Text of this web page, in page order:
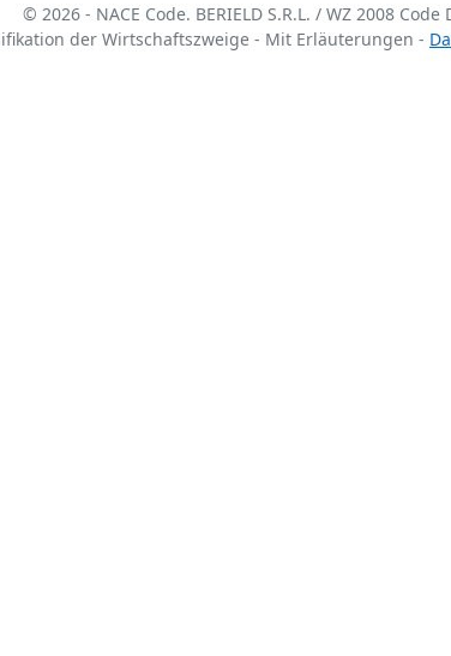
© 2026 - NACE Code. BERIELD S.R.L. / WZ 2008
der Wirtschaftszweige - Mit Erläuterungen -